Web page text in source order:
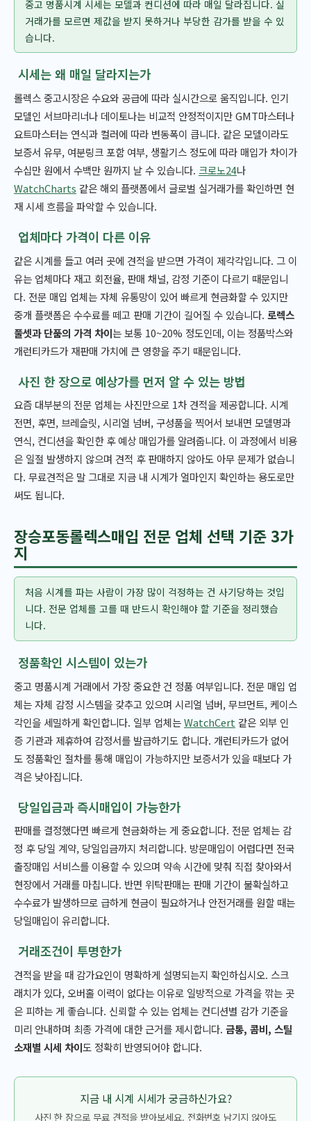
중고 명품시계 시세는 모델과 컨디션에 따라 매일 달라집니다. 실
거래가를 모르면 제값을 받지 못하거나 부당한 감가를 받을 수 있
습니다.
시세는 왜 매일 달라지는가
롤렉스 중고시장은 수요와 공급에 따라 실시간으로 움직입니다. 인기
모델인 서브마리너나 데이토나는 비교적 안정적이지만 GMT마스터나
요트마스터는 연식과 컬러에 따라 변동폭이 큽니다. 같은 모델이라도
보증서 유무, 여분링크 포함 여부, 생활기스 정도에 따라 매입가 차이가
수십만 원에서 수백만 원까지 날 수 있습니다. 크로노24나
WatchCharts 같은 해외 플랫폼에서 글로벌 실거래가를 확인하면 현
재 시세 흐름을 파악할 수 있습니다.
업체마다 가격이 다른 이유
같은 시계를 들고 여러 곳에 견적을 받으면 가격이 제각각입니다. 그 이
유는 업체마다 재고 회전율, 판매 채널, 감정 기준이 다르기 때문입니
다. 전문 매입 업체는 자체 유통망이 있어 빠르게 현금화할 수 있지만
중개 플랫폼은 수수료를 떼고 판매 기간이 길어질 수 있습니다. 로렉스
풀셋과 단품의 가격 차이는 보통 10~20% 정도인데, 이는 정품박스와
개런티카드가 재판매 가치에 큰 영향을 주기 때문입니다.
사진 한 장으로 예상가를 먼저 알 수 있는 방법
요즘 대부분의 전문 업체는 사진만으로 1차 견적을 제공합니다. 시계
전면, 후면, 브레슬릿, 시리얼 넘버, 구성품을 찍어서 보내면 모델명과
연식, 컨디션을 확인한 후 예상 매입가를 알려줍니다. 이 과정에서 비용
은 일절 발생하지 않으며 견적 후 판매하지 않아도 아무 문제가 없습니
다. 무료견적은 말 그대로 지금 내 시계가 얼마인지 확인하는 용도로만
써도 됩니다.
장승포동롤렉스매입 전문 업체 선택 기준 3가
지
처음 시계를 파는 사람이 가장 많이 걱정하는 건 사기당하는 것입
니다. 전문 업체를 고를 때 반드시 확인해야 할 기준을 정리했습
니다.
정품확인 시스템이 있는가
중고 명품시계 거래에서 가장 중요한 건 정품 여부입니다. 전문 매입 업
체는 자체 감정 시스템을 갖추고 있으며 시리얼 넘버, 무브먼트, 케이스
각인을 세밀하게 확인합니다. 일부 업체는WatchCert 같은 외부 인
증 기관과 제휴하여 감정서를 발급하기도 합니다. 개런티카드가 없어
도 정품확인 절차를 통해 매입이 가능하지만 보증서가 있을 때보다 가
격은 낮아집니다.
당일입금과 즉시매입이 가능한가
판매를 결정했다면 빠르게 현금화하는 게 중요합니다. 전문 업체는 감
정 후 당일 계약, 당일입금까지 처리합니다. 방문매입이 어렵다면 전국
출장매입 서비스를 이용할 수 있으며 약속 시간에 맞춰 직접 찾아와서
현장에서 거래를 마칩니다. 반면 위탁판매는 판매 기간이 불확실하고
수수료가 발생하므로 급하게 현금이 필요하거나 안전거래를 원할 때는
당일매입이 유리합니다.
거래조건이 투명한가
견적을 받을 때 감가요인이 명확하게 설명되는지 확인하십시오. 스크
래치가 있다, 오버홀 이력이 없다는 이유로 일방적으로 가격을 깎는 곳
은 피하는 게 좋습니다. 신뢰할 수 있는 업체는 컨디션별 감가 기준을
미리 안내하며 최종 가격에 대한 근거를 제시합니다. 금통, 콤비, 스틸
소재별 시세 차이도 정확히 반영되어야 합니다.
지금 내 시계 시세가 궁금하신가요?
사진 한 장으로 무료 견적을 받아보세요. 전화번호 남기지 않아도